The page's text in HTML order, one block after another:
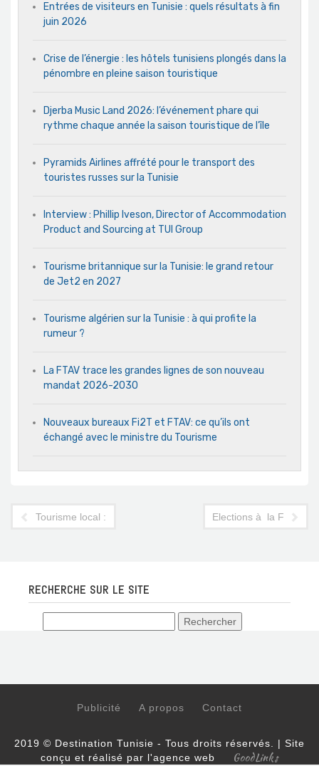
Entrées de visiteurs en Tunisie : quels résultats à fin
juin 2026
Crise de l’énergie : les hôtels tunisiens plongés dans la
pénombre en pleine saison touristique
Djerba Music Land 2026: l’événement phare qui
rythme chaque année la saison touristique de l’île
Pyramids Airlines affrété pour le transport des
touristes russes sur la Tunisie
Interview : Phillip Iveson, Director of Accommodation
Product and Sourcing at TUI Group
Tourisme britannique sur la Tunisie: le grand retour
de Jet2 en 2027
Tourisme algérien sur la Tunisie : à qui profite la
rumeur ?
La FTAV trace les grandes lignes de son nouveau
mandat 2026-2030
Nouveaux bureaux Fi2T et FTAV: ce qu’ils ont
échangé avec le ministre du Tourisme
Tourisme local : la saison de tous les dangersElections à la FTAV:
RECHERCHE SUR LE SITE
Publicité A propos Contact
2019 © Destination Tunisie - Tous droits réservés. | Site
conçu et réalisé par l'agence web
GoodLinks